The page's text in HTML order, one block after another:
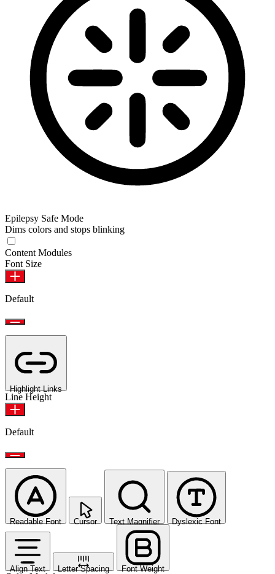
Epilepsy Safe Mode
Dims colors and stops blinking
Content Modules
Font Size
Default
Highlight Links
Line Height
Default
Readable Font Cursor Text Magnifier Dyslexic Font
Align Text Letter Spacing Font Weight